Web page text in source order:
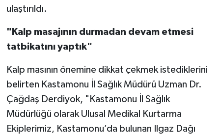
ulaştırıldı.
"Kalp masajının durmadan devam etmesi
tatbikatını yaptık"
Kalp masının önemine dikkat çekmek istediklerini
belirten Kastamonu İl Sağlık Müdürü Uzman Dr.
Çağdaş Derdiyok, "Kastamonu İl Sağlık
Müdürlüğü olarak Ulusal Medikal Kurtarma
Ekiplerimiz, Kastamonu’da bulunan Ilgaz Dağı
Ulusal
Yaşam